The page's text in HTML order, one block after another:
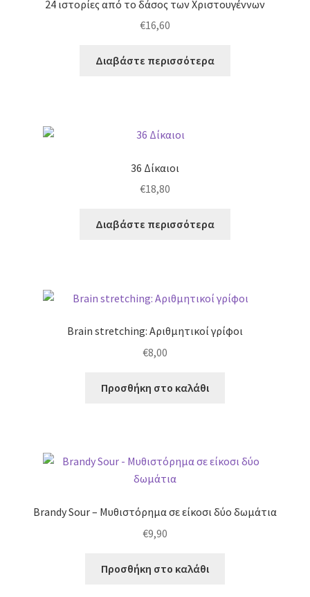
24 ιστορίες από το δάσος των Χριστουγέννων
€16,60
Διαβάστε περισσότερα
36 Δίκαιοι
€18,80
Διαβάστε περισσότερα
Brain stretching: Αριθμητικοί γρίφοι
€8,00
Προσθήκη στο καλάθι
Brandy Sour – Μυθιστόρημα σε είκοσι δύο δωμάτια
€9,90
Προσθήκη στο καλάθι